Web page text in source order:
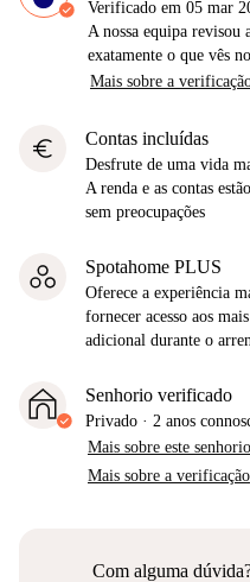
Verificado em 05 mar
A nossa equipa revisou
exatamente o que vês
Mais sobre a
euro Contas incluídas
Desfrute de uma vida
A renda e as contas
sem preocupações
Spotahome PLUS
Oferece a experiência
fornecer acesso aos
adicional durante o
Senhorio verificado
Privado · 2 anos
Mais sobre este senhorio
Mais sobre a verificação
Com alguma